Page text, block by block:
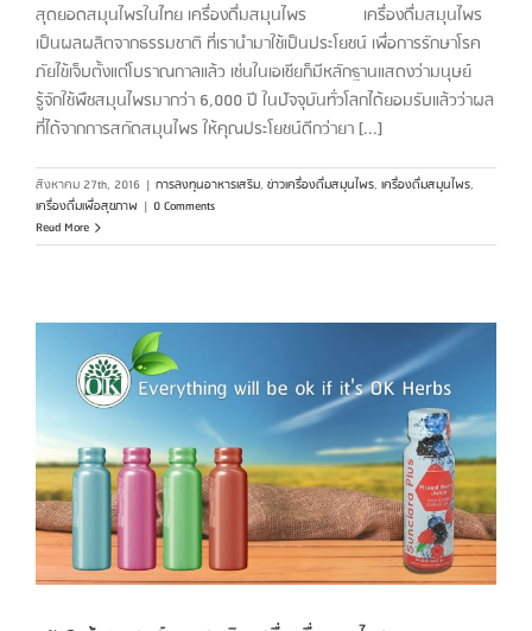
สุดยอดสมุนไพรในไทย เครื่องดื่มสมุนไพร เครื่องดื่มสมุนไพร
เป็นผลผลิตจากธรรมชาติ ที่เรานำมาใช้เป็นประโยชน์ เพื่อการรักษาโรค
ภัยไข้เจ็บตั้งแต่โบราณกาลแล้ว เช่นในเอเชียก็มีหลักฐานแสดงว่ามนุษย์
รู้จักใช้พืชสมุนไพรมากว่า 6,000 ปี ในปัจจุบันทั่วโลกได้ยอมรับแล้วว่าผล
ที่ได้จากการสกัดสมุนไพร ให้คุณประโยชน์ดีกว่ายา [...]
สิงหาคม 27th, 2016 | การลงทุนอาหารเสริม, ข่าวเครื่องดื่มสมุนไพร, เครื่องดื่มสมุนไพร,
เครื่องดื่มเพื่อสุขภาพ | 0 Comments
Read More